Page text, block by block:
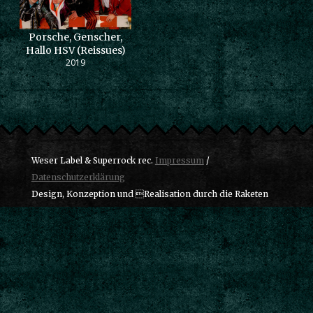
Porsche, Genscher,
Hallo HSV (Reissues)
2019
Weser Label & Superrock rec. Impressum/
Datenschutzerklärung
Design, Konzeption und Realisation durch die Raketen